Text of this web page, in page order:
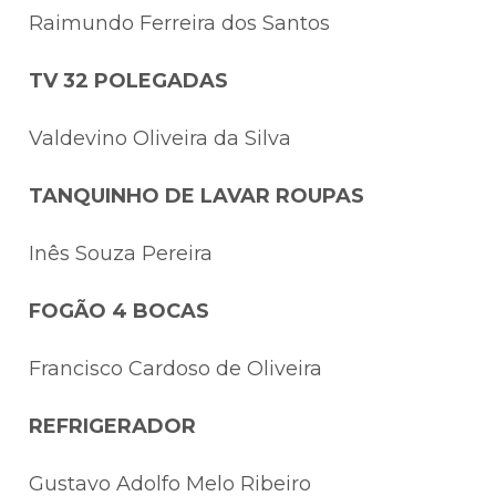
Raimundo Ferreira dos Santos
TV 32 POLEGADAS
Valdevino Oliveira da Silva
TANQUINHO DE LAVAR ROUPAS
Inês Souza Pereira
FOGÃO 4 BOCAS
Francisco Cardoso de Oliveira
REFRIGERADOR
Gustavo Adolfo Melo Ribeiro